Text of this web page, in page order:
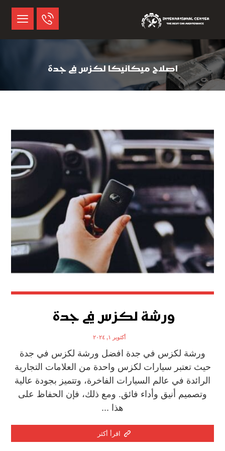
اصلاح ميكانيكا لكزس في جدة
ورشة لكزس في جدة
أكتوبر ١, ٢٠٢٤
ورشة لكزس في جدة افضل ورشة لكزس في جدة
حيث تعتبر سيارات لكزس واحدة من العلامات التجارية
الرائدة في عالم السيارات الفاخرة، وتتميز بجودة عالية
وتصميم أنيق وأداء فائق. ومع ذلك، فإن الحفاظ على
هذا ...
اقرأ أكثر